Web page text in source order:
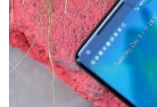
g
o